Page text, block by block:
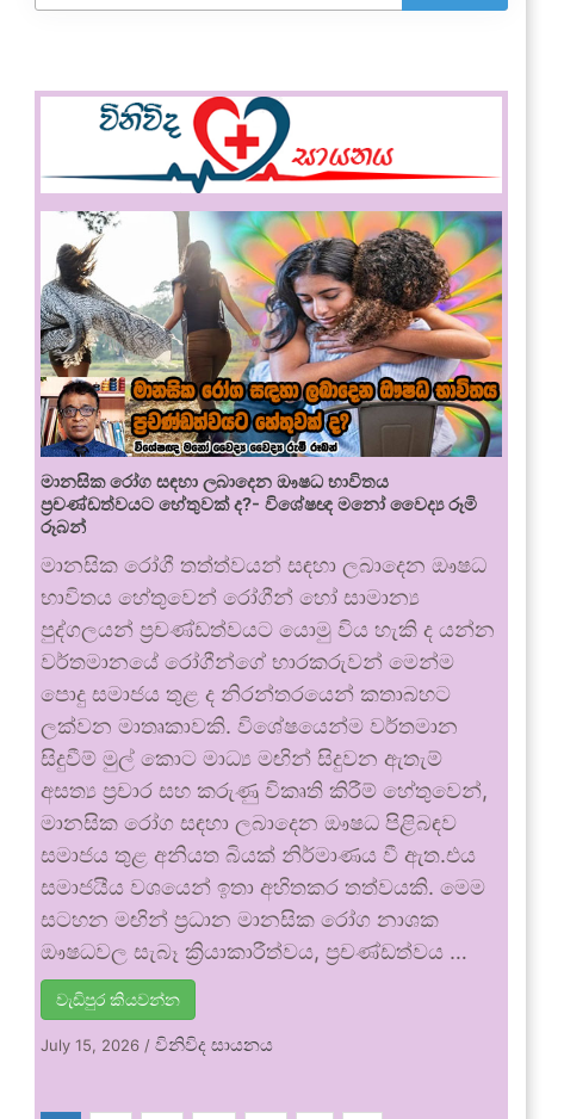
මානසික රෝග සඳහා ලබාදෙන ඖෂධ භාවිතය
ප්‍රචණ්ඩත්වයට හේතුවක් ද?- විශේෂඥ මනෝ වෛද්‍ය රූමි
රූබන්
මානසික රෝගී තත්ත්වයන් සඳහා ලබාදෙන ඖෂධ
භාවිතය හේතුවෙන් රෝගීන් හෝ සාමාන්‍ය
පුද්ගලයන් ප්‍රචණ්ඩත්වයට යොමු විය හැකි ද යන්න
වර්තමානයේ රෝගීන්ගේ භාරකරුවන් මෙන්ම
පොදු සමාජය තුළ ද නිරන්තරයෙන් කතාබහට
ලක්වන මාතෘකාවකි. විශේෂයෙන්ම වර්තමාන
සිදුවීම් මුල් කොට මාධ්‍ය මඟින් සිදුවන ඇතැම්
අසත්‍ය ප්‍රචාර සහ කරුණු විකෘති කිරීම් හේතුවෙන්,
මානසික රෝග සඳහා ලබාදෙන ඖෂධ පිළිබඳව
සමාජය තුළ අනියත බියක් නිර්මාණය වී ඇත.එය
සමාජයීය වශයෙන් ඉතා අහිතකර තත්වයකි. මෙම
සටහන මඟින් ප්‍රධාන මානසික රෝග නාශක
ඖෂධවල සැබෑ ක්‍රියාකාරීත්වය, ප්‍රචණ්ඩත්වය …
වැඩිපුර කියවන්න
July 15, 2026 /විනිවිද සායනය